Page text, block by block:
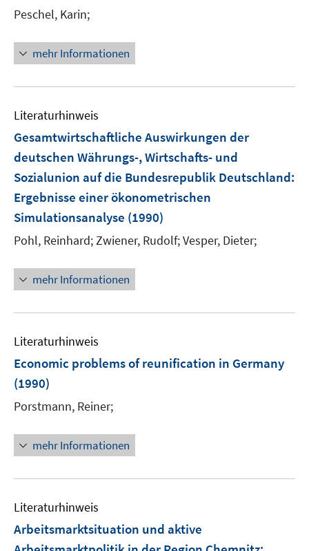
Peschel, Karin;
mehr Informationen
Literaturhinweis
Gesamtwirtschaftliche Auswirkungen der
deutschen Währungs-, Wirtschafts- und
Sozialunion auf die Bundesrepublik Deutschland:
Ergebnisse einer ökonometrischen
Simulationsanalyse (1990)
Pohl, Reinhard;Zwiener, Rudolf;Vesper, Dieter;
mehr Informationen
Literaturhinweis
Economic problems of reunification in Germany
(1990)
Porstmann, Reiner;
mehr Informationen
Literaturhinweis
Arbeitsmarktsituation und aktive